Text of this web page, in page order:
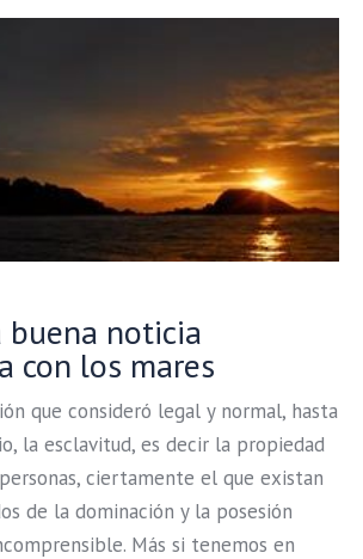
buena noticia
con los mares
que consideró legal y normal, hasta
la esclavitud, es decir la propiedad
ciertamente el que existan
de la dominación y la posesión
Más si tenemos en